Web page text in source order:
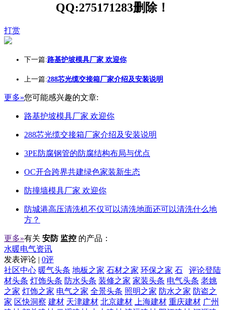
QQ:275171283删除！
打赏
下一篇:路基护坡模具厂家 欢迎你
上一篇:288芯光缆交接箱厂家介绍及安装说明
更多»您可能感兴趣的文章:
路基护坡模具厂家 欢迎你
288芯光缆交接箱厂家介绍及安装说明
3PE防腐钢管的防腐结构布局与优点
OC开合跨界共建绿色家装新生态
防撞墙模具厂家 欢迎你
防城港高压清洗机不仅可以清洗地面还可以清洗什么地
方？
更多»有关 安防 监控 的产品：
水暖电气资讯
发表评论 | 0评
评论登陆
社区中心 暖气头条 地板之家 石材之家 环保之家 石
材头条 灯饰头条 防水头条 装修之家 家装头条 电气头条 老姚
之家 灯饰之家 电气之家 全景头条 照明之家 防水之家 防盗之
家 区快洞察 建材 天津建材 北京建材 上海建材 重庆建材 广州